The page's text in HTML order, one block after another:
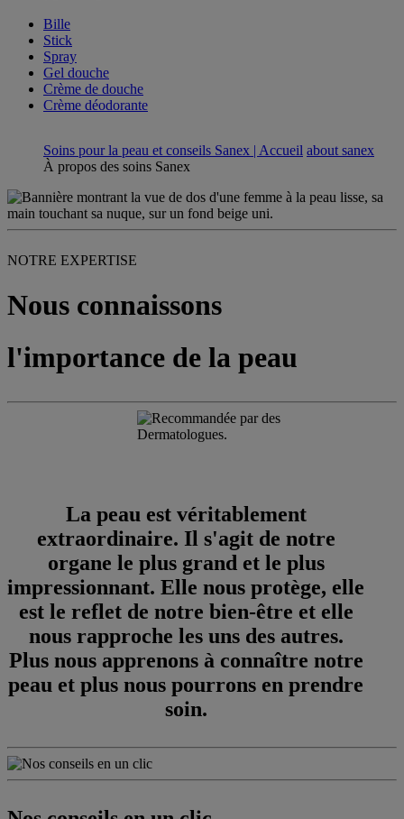
Bille
Stick
Spray
Gel douche
Crème de douche
Crème déodorante
Soins pour la peau et conseils Sanex | Accueil about sanex
À propos des soins Sanex
NOTRE EXPERTISE
Nous connaissons
l'importance de la peau
La peau est véritablement
extraordinaire. Il s'agit de notre
organe le plus grand et le plus
impressionnant. Elle nous protège, elle
est le reflet de notre bien-être et elle
nous rapproche les uns des autres.
Plus nous apprenons à connaître notre
peau et plus nous pourrons en prendre
soin.